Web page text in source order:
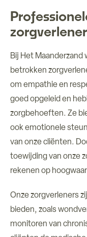
Bij Het
betrokken
om empathie en
goed opgeleid en
zorgbehoeften. Ze
ook emotionele
van onze cliënten.
toewijding van onze
rekenen op
Onze zorgverleners
bieden, zoals
monitoren van